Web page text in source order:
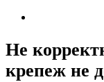
Не
крепеж не